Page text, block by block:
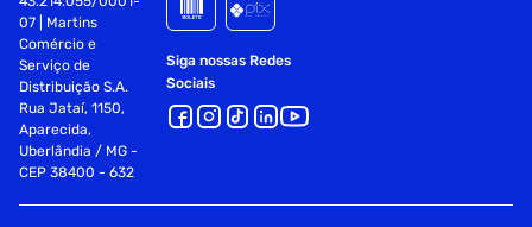
07 | Martins
Comércio e
Serviço de
Distribuição S.A.
Rua Jataí, 1150,
Aparecida,
Uberlândia / MG -
CEP 38400 - 632
Siga nossas Redes
Sociais